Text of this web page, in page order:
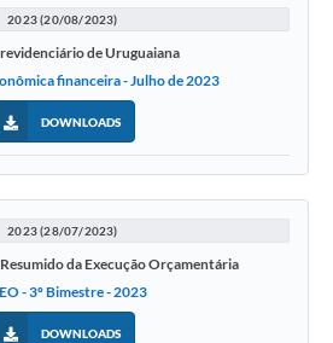
2023 (20/08/2023)
de Uruguaiana
financeira - Julho de 2023
DOWNLOADS
2023 (28/07/2023)
da Execução Orçamentária
- 3º Bimestre - 2023
DOWNLOADS